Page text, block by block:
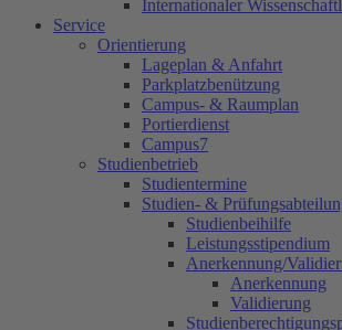
Internationaler
Service
Orientierung
Lageplan & Anfahrt
Parkplatzbenützung
Campus- & Raumplan
Portierdienst
Campus7
Studienbetrieb
Studientermine
Studien- &
Studienbeihilfe
Leistungsstipendium
Anerkennung/
Anerkennung
Validierung